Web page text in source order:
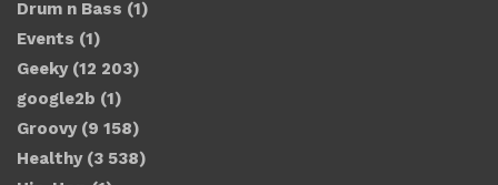
Drum n Bass (1)
Events (1)
Geeky(12 203)
google2b (1)
Groovy(9 158)
Healthy(3 538)